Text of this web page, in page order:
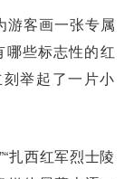
游客画一张专属
些标志性的红
举起了一片小
扎西红军烈士陵